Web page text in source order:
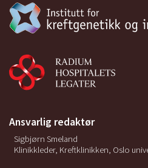
Ansvarlig redaktør
Sigbjørn Smeland
Klinikkleder, Kreftklinikken, Oslo